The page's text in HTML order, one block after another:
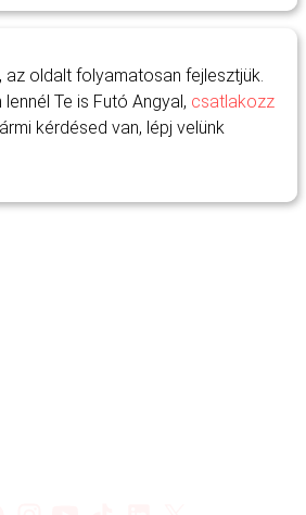
az oldalt folyamatosan fejlesztjük.
Te is Futó Angyal, csatlakozz
kérdésed van, lépj velünk